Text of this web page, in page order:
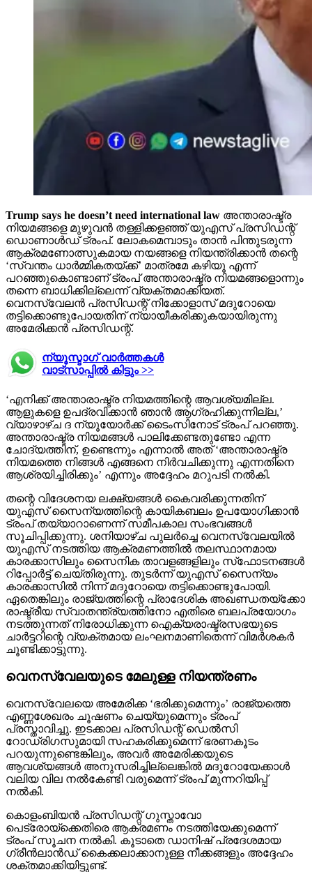
Trump says he doesn’t need international law അന്താരാഷ്ട്ര
നിയമങ്ങളെ മുഴുവന്‍ തള്ളിക്കളഞ്ഞ് യുഎസ് പ്രസിഡന്റ്
ഡൊണാള്‍ഡ് ട്രംപ്. ലോകമെമ്പാടും താന്‍ പിന്തുടരുന്ന
ആക്രമണോത്സുകമായ നയങ്ങളെ നിയന്ത്രിക്കാന്‍ തന്റെ
‘സ്വന്തം ധാര്‍മ്മികതയ്ക്ക്’ മാത്രമേ കഴിയൂ എന്ന്
പറഞ്ഞുകൊണ്ടാണ് ട്രംപ് അന്താരാഷ്ട്ര നിയമങ്ങളൊന്നും
തന്നെ ബാധിക്കില്ലെന്ന് വ്യക്തമാക്കിയത്.
വെനസ്വേലന്‍ പ്രസിഡന്റ് നിക്കോളാസ് മദുറോയെ
തട്ടിക്കൊണ്ടുപോയതിന് ന്യായീകരിക്കുകയായിരുന്നു
അമേരിക്കന്‍ പ്രസിഡന്റ്.
ന്യൂസ്ടാഗ് വാര്‍ത്തകള്‍
വാട്‌സാപ്പില്‍ കിട്ടും >>
‘എനിക്ക് അന്താരാഷ്ട്ര നിയമത്തിന്റെ ആവശ്യമില്ല.
ആളുകളെ ഉപദ്രവിക്കാന്‍ ഞാന്‍ ആഗ്രഹിക്കുന്നില്ല,’
വ്യാഴാഴ്ച ദ ന്യൂയോര്‍ക്ക് ടൈംസിനോട് ട്രംപ് പറഞ്ഞു.
അന്താരാഷ്ട്ര നിയമങ്ങള്‍ പാലിക്കേണ്ടതുണ്ടോ എന്ന
ചോദ്യത്തിന്, ഉണ്ടെന്നും എന്നാല്‍ അത് ‘അന്താരാഷ്ട്ര
നിയമത്തെ നിങ്ങള്‍ എങ്ങനെ നിര്‍വചിക്കുന്നു എന്നതിനെ
ആശ്രയിച്ചിരിക്കും’ എന്നും അദ്ദേഹം മറുപടി നല്‍കി.
തന്റെ വിദേശനയ ലക്ഷ്യങ്ങള്‍ കൈവരിക്കുന്നതിന്
യുഎസ് സൈന്യത്തിന്റെ കായികബലം ഉപയോഗിക്കാന്‍
ട്രംപ് തയ്യാറാണെന്ന് സമീപകാല സംഭവങ്ങള്‍
സൂചിപ്പിക്കുന്നു. ശനിയാഴ്ച പുലര്‍ച്ചെ വെനസ്വേലയില്‍
യുഎസ് നടത്തിയ ആക്രമണത്തില്‍ തലസ്ഥാനമായ
കാരക്കാസിലും സൈനിക താവളങ്ങളിലും സ്‌ഫോടനങ്ങള്‍
റിപ്പോര്‍ട്ട് ചെയ്തിരുന്നു. തുടര്‍ന്ന് യുഎസ് സൈന്യം
കാരക്കാസില്‍ നിന്ന് മദുറോയെ തട്ടിക്കൊണ്ടുപോയി.
ഏതെങ്കിലും രാജ്യത്തിന്റെ പ്രാദേശിക അഖണ്ഡതയ്ക്കോ
രാഷ്ട്രീയ സ്വാതന്ത്ര്യത്തിനോ എതിരെ ബലപ്രയോഗം
നടത്തുന്നത് നിരോധിക്കുന്ന ഐക്യരാഷ്ട്രസഭയുടെ
ചാര്‍ട്ടറിന്റെ വ്യക്തമായ ലംഘനമാണിതെന്ന് വിമര്‍ശകര്‍
ചൂണ്ടിക്കാട്ടുന്നു.
വെനസ്വേലയുടെ മേലുള്ള നിയന്ത്രണം
വെനസ്വേലയെ അമേരിക്ക ‘ഭരിക്കുമെന്നും’ രാജ്യത്തെ
എണ്ണശേഖരം ചൂഷണം ചെയ്യുമെന്നും ട്രംപ്
പ്രസ്താവിച്ചു. ഇടക്കാല പ്രസിഡന്റ് ഡെല്‍സി
റോഡ്രിഗസുമായി സഹകരിക്കുമെന്ന് ഭരണകൂടം
പറയുന്നുണ്ടെങ്കിലും, അവര്‍ അമേരിക്കയുടെ
ആവശ്യങ്ങള്‍ അനുസരിച്ചില്ലെങ്കില്‍ മദുറോയേക്കാള്‍
വലിയ വില നല്‍കേണ്ടി വരുമെന്ന് ട്രംപ് മുന്നറിയിപ്പ്
നല്‍കി.
കൊളംബിയന്‍ പ്രസിഡന്റ് ഗുസ്താവോ
പെട്രോയ്ക്കെതിരെ ആക്രമണം നടത്തിയേക്കുമെന്ന്
ട്രംപ് സൂചന നല്‍കി. കൂടാതെ ഡാനിഷ് പ്രദേശമായ
ഗ്രീന്‍ലാന്‍ഡ് കൈക്കലാക്കാനുള്ള നീക്കങ്ങളും അദ്ദേഹം
ശക്തമാക്കിയിട്ടുണ്ട്.